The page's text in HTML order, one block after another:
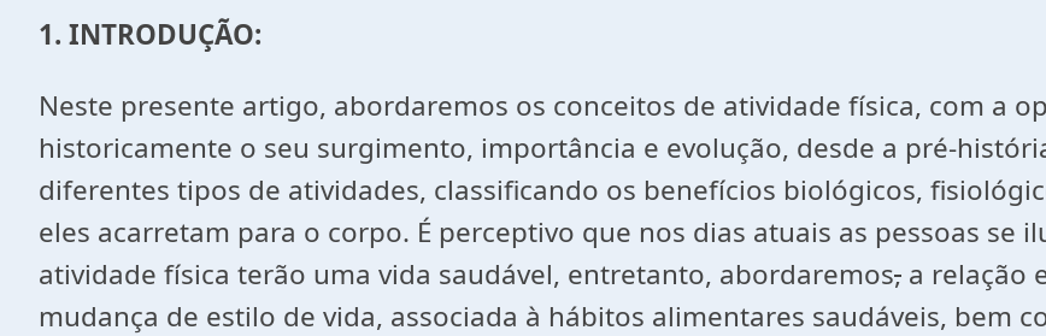
1. INTRODUÇÃO:
Neste presente artigo, abordaremos os conceitos de atividade física, com a
historicamente o seu surgimento, importância e evolução, desde a pré-
diferentes tipos de atividades, classificando os benefícios biológicos,
eles acarretam para o corpo. É perceptivo que nos dias atuais as pessoas se
atividade física terão uma vida saudável, entretanto, abordaremos, a relação
mudança de estilo de vida, associada à hábitos alimentares saudáveis, bem